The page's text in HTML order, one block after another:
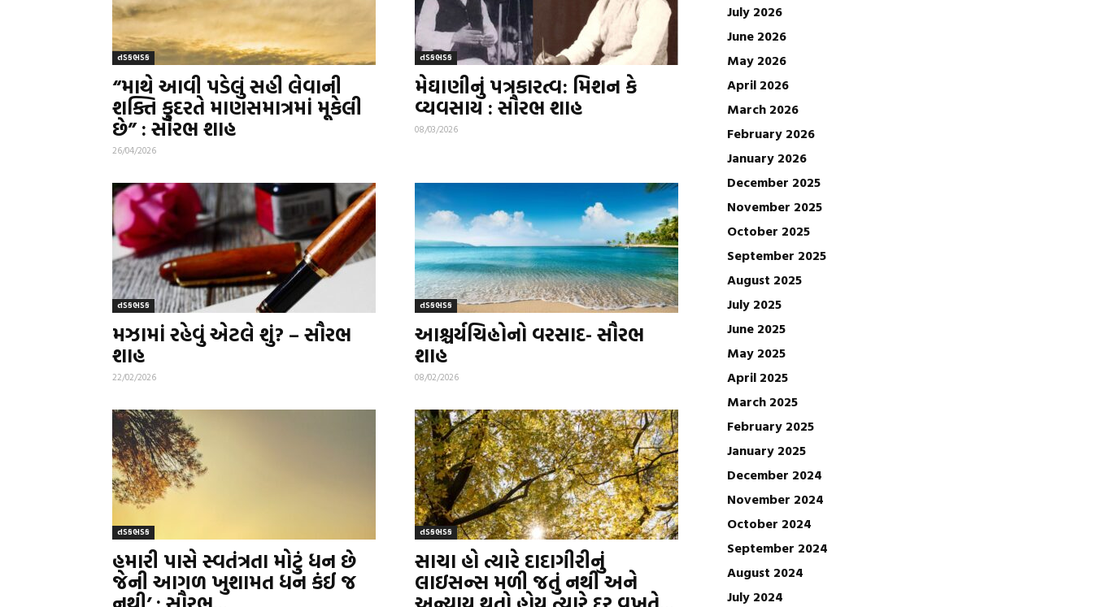
તડકભડક
“માથે આવી પડેલું સહી લેવાની
શક્તિ કુદરતે માણસમાત્રમાં મૂકેલી
છે” : સૌરભ શાહ
26/04/2026
તડકભડક
મેઘાણીનું પત્રકારત્વ: મિશન કે
વ્યવસાય : સૌરભ શાહ
08/03/2026
તડકભડક
મઝામાં રહેવું એટલે શું? – સૌરભ
શાહ
22/02/2026
તડકભડક
આશ્ચર્યચિહ્નોનો વરસાદ- સૌરભ
શાહ
08/02/2026
તડકભડક
હમારી પાસે સ્વતંત્રતા મોટું ધન છે
જેની આગળ ખુશામત ધન કંઈ જ
તડકભડક
સાચા હો ત્યારે દાદાગીરીનું
લાઇસન્સ મળી જતું નથી અને
July 2026
June 2026
May 2026
April 2026
March 2026
February 2026
January 2026
December 2025
November 2025
October 2025
September 2025
August 2025
July 2025
June 2025
May 2025
April 2025
March 2025
February 2025
January 2025
December 2024
November 2024
October 2024
September 2024
August 2024
July 2024